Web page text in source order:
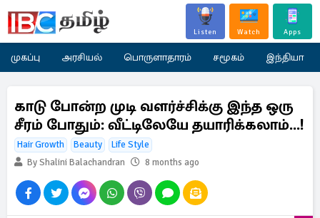
Listen Watch Apps
முகப்பு அரசியல் பொருளாதாரம் சமூகம் இந்தியா
காடு போன்ற முடி வளர்ச்சிக்கு இந்த ஒரு
சீரம் போதும்: வீட்டிலேயே தயாரிக்கலாம்...!
Hair Growth Beauty
Life Style
By Shalini Balachandran
8 months ago